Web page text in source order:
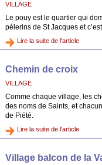
VILLAGE
Le pouy est le quartier qui
pélerins de St Jacques et
Lire la suite de l'article
Chemin de croix
VILLAGE
Comme chaque village, les
des noms de Saints, et
de Piété.
Lire la suite de l'article
Village balcon de la